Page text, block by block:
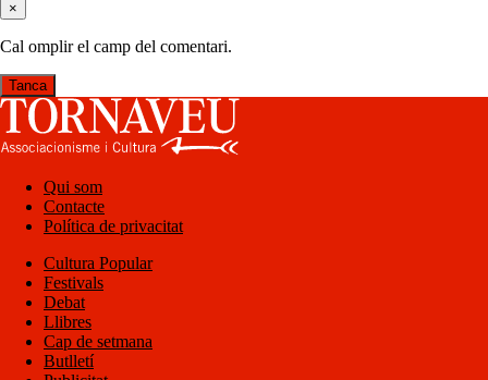
×
Cal omplir el camp del comentari.
Tanca
Qui som
Contacte
Política de privacitat
Cultura Popular
Festivals
Debat
Llibres
Cap de setmana
Butlletí